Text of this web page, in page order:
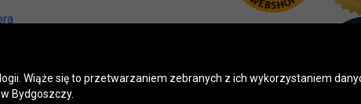
prasowe
Wiąże się to przetwarzaniem zebranych z ich wykorzystaniem
Bydgoszczy.